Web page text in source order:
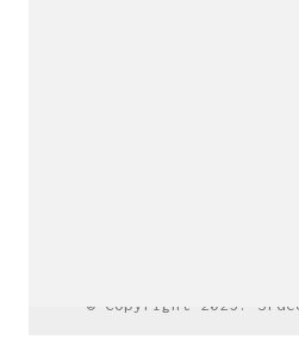
© Copyright 2025.